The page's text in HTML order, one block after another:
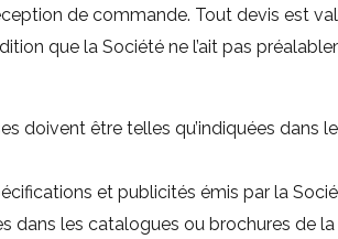
de commande. Tout devis est
que la Société ne l’ait pas
doivent être telles qu’indiquées dans
et publicités émis par la
dans les catalogues ou brochures de